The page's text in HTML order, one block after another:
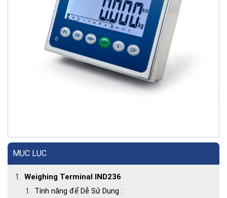
MỤC LỤC
Weighing Terminal IND236
Tính năng để Dễ Sử Dụng :